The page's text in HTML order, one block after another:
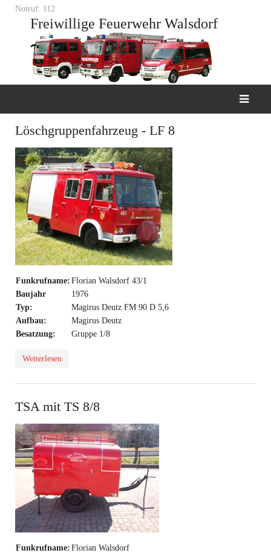
Notruf: 112
Freiwillige Feuerwehr Walsdorf
Löschgruppenfahrzeug - LF 8
Funkrufname: Florian Walsdorf 43/1
Baujahr
1976
Typ:
Magirus Deutz FM 90 D 5,6
Aufbau:
Magirus Deutz
Besatzung:
Gruppe 1/8
Weiterlesen
TSA mit TS 8/8
Funkrufname: Florian Walsdorf